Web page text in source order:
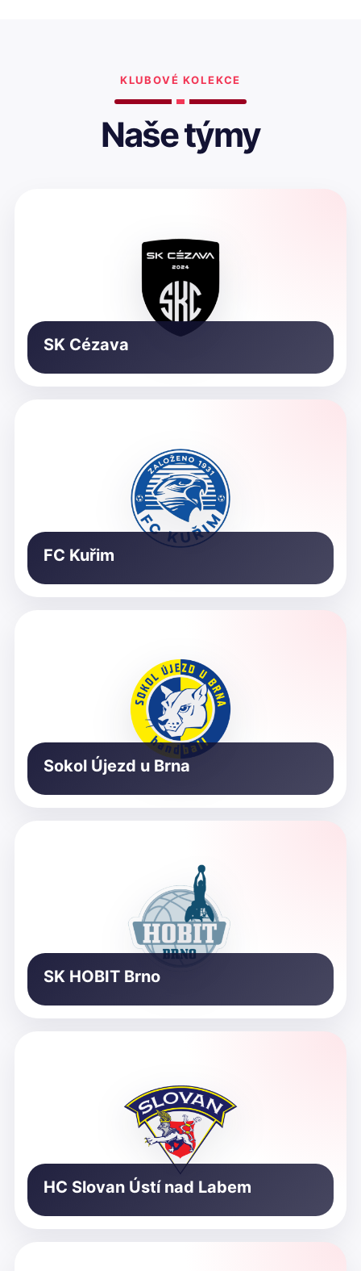
KLUBOVÉ KOLEKCE
Naše týmy
SK Cézava
FC Kuřim
Sokol Újezd u Brna
SK HOBIT Brno
HC Slovan Ústí nad Labem